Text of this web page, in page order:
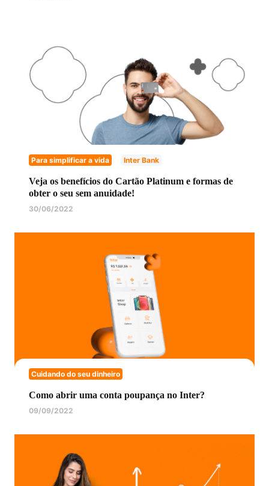
Para simplificar a vida Inter Bank
Veja os benefícios do Cartão Platinum e formas de
obter o seu sem anuidade!
30/06/2022
Cuidando do seu dinheiro
Como abrir uma conta poupança no Inter?
09/09/2022